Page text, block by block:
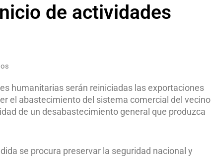
de actividades
humanitarias serán reiniciadas las exportaciones
el abastecimiento del sistema comercial del vecino
de un desabastecimiento general que produzca
se procura preservar la seguridad nacional y